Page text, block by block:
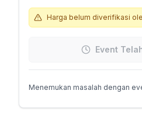
Harga belum diverifikasi
Event
Menemukan masalah dengan